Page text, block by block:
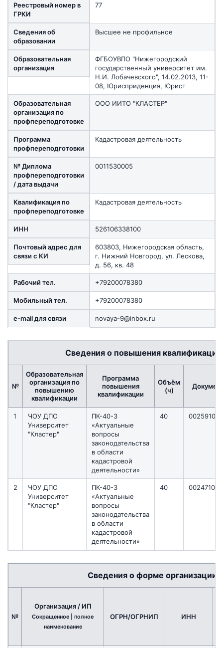
Реестровый номер в
ГРКИ
77
Сведения об
образовании
Высшее не профильное
Образовательная
организация
ФГБОУВПО "Нижегородский
государственный университет им.
Н.И. Лобачевского", 14.02.2013, 11-
08, Юрисприденция, Юрист
Образовательная
организация по
профпереподготовке
ООО ИИТО "КЛАСТЕР"
Программа
профпереподготовки
Кадастровая деятельность
№ Диплома
профпереподготовки
/ дата выдачи
0011530005
Квалификация по
профпереподготовке
Кадастровая деятельность
ИНН 526106338100
Почтовый адрес для
связи с КИ
603803, Нижегородская область,
г. Нижний Новгород, ул. Лескова,
д. 56, кв. 48
Рабочий тел. +79200078380
Мобильный тел. +79200078380
e-mail для связи novaya-9@inbox.ru
Сведения о повышения квалификации
№
Образовательная
организация по
повышению
квалификации
Программа
повышения
квалификации
Объём
(ч)
1
ЧОУ ДПО
Университет
"Кластер"
ПК-40-3
«Актуальные
вопросы
законодательства
в области
кадастровой
деятельности»
40
2
ЧОУ ДПО
Университет
"Кластер"
ПК-40-3
«Актуальные
вопросы
законодательства
в области
кадастровой
деятельности»
40
Сведения о форме организации
№
Организация / ИП
Сокращенное | полное
наименование
ОГРН/ОГРНИП ИНН